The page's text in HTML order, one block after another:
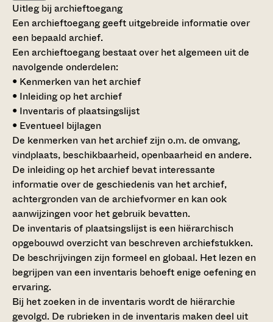
Uitleg bij archieftoegang
Een archieftoegang geeft uitgebreide informatie over
een bepaald archief.
Een archieftoegang bestaat over het algemeen uit de
navolgende onderdelen:
• Kenmerken van het archief
• Inleiding op het archief
• Inventaris of plaatsingslijst
• Eventueel bijlagen
De kenmerken van het archief zijn o.m. de omvang,
vindplaats, beschikbaarheid, openbaarheid en andere.
De inleiding op het archief bevat interessante
informatie over de geschiedenis van het archief,
achtergronden van de archiefvormer en kan ook
aanwijzingen voor het gebruik bevatten.
De inventaris of plaatsingslijst is een hiërarchisch
opgebouwd overzicht van beschreven archiefstukken.
De beschrijvingen zijn formeel en globaal. Het lezen en
begrijpen van een inventaris behoeft enige oefening en
ervaring.
Bij het zoeken in de inventaris wordt de hiërarchie
gevolgd. De rubrieken in de inventaris maken deel uit